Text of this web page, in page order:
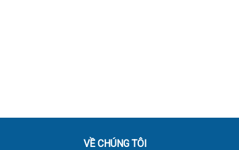
VỀ CHÚNG TÔI